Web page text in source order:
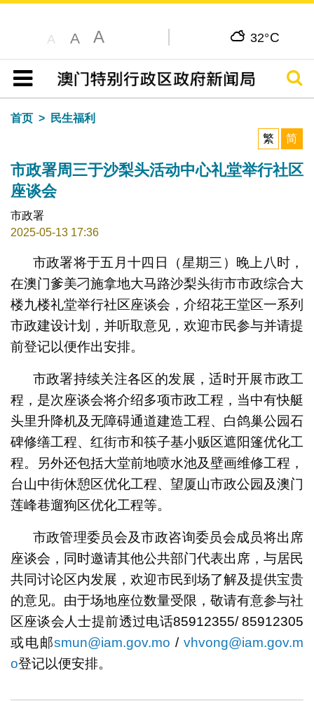
A A A 32°C
目录
搜寻
首页
民生福利
繁
简
市政署周三于沙梨头活动中心礼堂举行社区
座谈会
市政署
2025-05-13 17:36
市政署将于五月十四日（星期三）晚上八时，
在澳门爹美刁施拿地大马路沙梨头街市市政综合大
楼九楼礼堂举行社区座谈会，介绍花王堂区一系列
市政建设计划，并听取意见，欢迎市民参与并请提
前登记以便作出安排。
市政署持续关注各区的发展，适时开展市政工
程，是次座谈会将介绍多项市政工程，当中有快艇
头里升降机及无障碍通道建造工程、白鸽巢公园石
碑修缮工程、红街市和筷子基小贩区遮阳篷优化工
程。另外还包括大堂前地喷水池及壁画维修工程，
台山中街休憩区优化工程、望厦山市政公园及澳门
莲峰巷遛狗区优化工程等。
市政管理委员会及市政咨询委员会成员将出席
座谈会，同时邀请其他公共部门代表出席，与居民
共同讨论区内发展，欢迎市民到场了解及提供宝贵
的意见。由于场地座位数量受限，敬请有意参与社
区座谈会人士提前透过电话85912355/ 85912305
或电邮smun@iam.gov.mo /vhvong@iam.gov.m
o登记以便安排。